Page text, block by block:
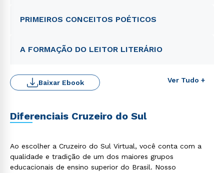
PRIMEIROS CONCEITOS POÉTICOS
A FORMAÇÃO DO LEITOR LITERÁRIO
Ver Tudo +
Baixar Ebook
Diferenciais Cruzeiro do Sul
Ao escolher a Cruzeiro do Sul Virtual, você conta com a
qualidade e tradição de um dos maiores grupos
educacionais de ensino superior do Brasil. Nosso
Rápido e fácil
WhatsApp